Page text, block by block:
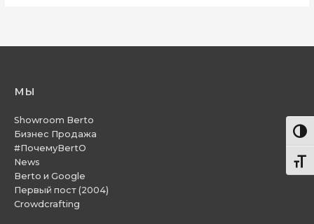
мы
Showroom Berto
Бизнес Продажа
#ПочемуBertO
News
Berto и Google
Первый пост (2004)
Crowdcrafting